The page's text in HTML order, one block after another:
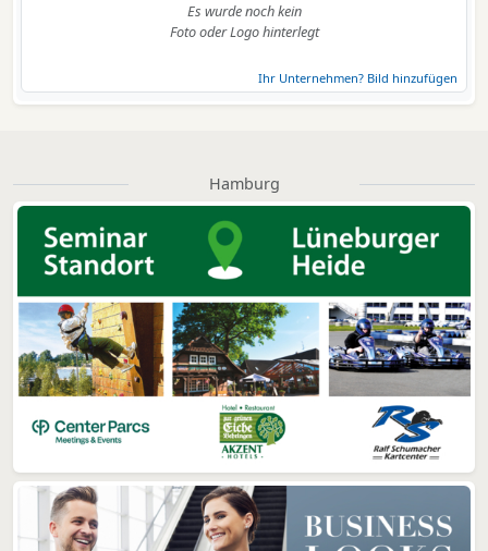
Es wurde noch kein
Foto oder Logo hinterlegt
Ihr Unternehmen? Bild hinzufügen
Hamburg